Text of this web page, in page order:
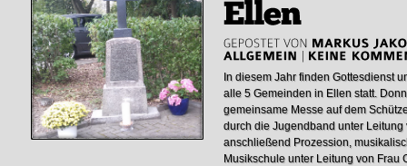
In diesem Jahr finden Gottesdienst
alle 5 Gemeinden in Ellen statt.
gemeinsame Messe auf dem
durch die Jugendband unter
anschließend Prozession,
Musikschule unter Leitung von Frau